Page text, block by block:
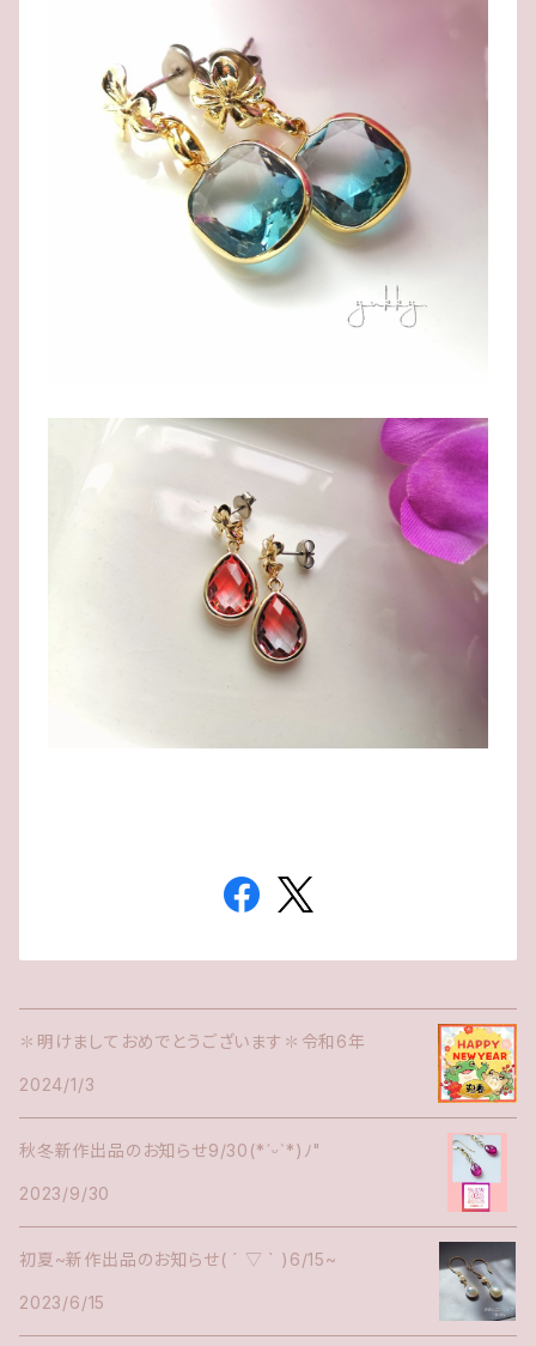
✽明けましておめでとうございます✽令和6年
2024/1/3
秋冬新作出品のお知らせ9/30(*ˊᵕˋ*)ﾉ"
2023/9/30
初夏~新作出品のお知らせ( ´ ▽ ` )6/15~
2023/6/15